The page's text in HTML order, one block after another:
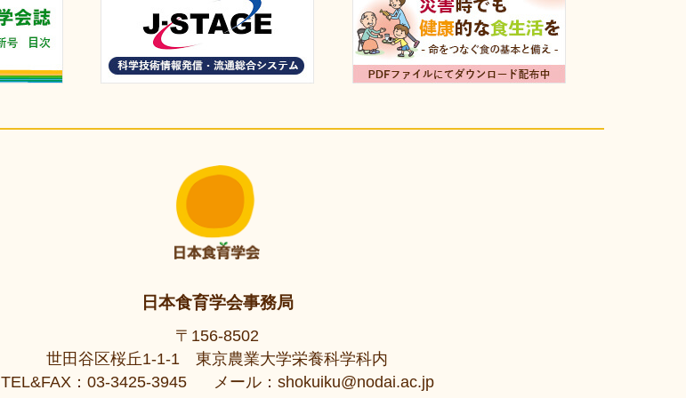
日本食育学会事務局
〒156-8502
世田谷区桜丘1-1-1 東京農業大学栄養科学科内
TEL&FAX：03-3425-3945
メール：shokuiku@nodai.ac.jp